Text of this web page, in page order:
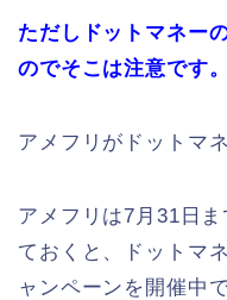
ただしドットマネー
のでそこは注意です。
アメフリがドットマ
アメフリは7月31日
ておくと、ドットマ
ャンペーンを開催中で